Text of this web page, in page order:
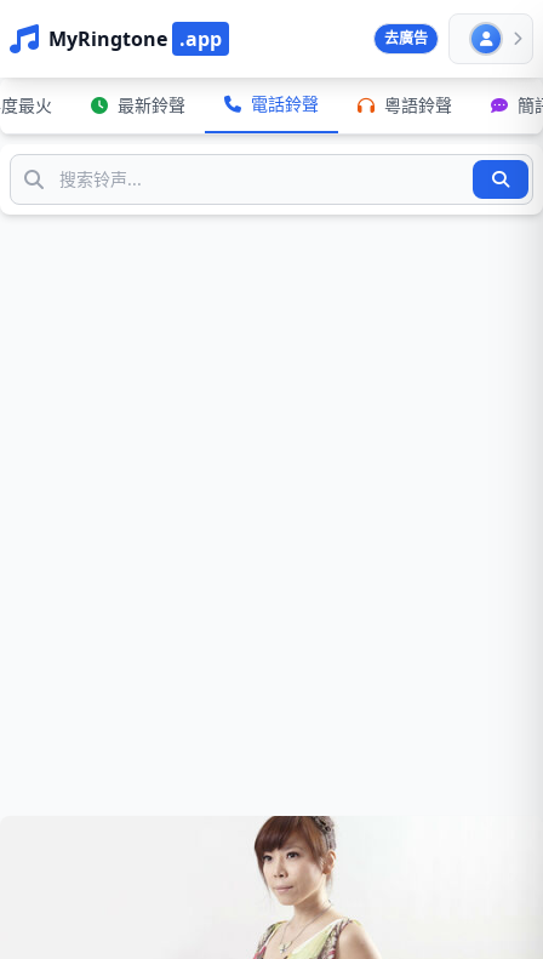
MyRingtone .app 去廣告
最火 最新鈴聲 電話鈴聲 粵語鈴聲 簡